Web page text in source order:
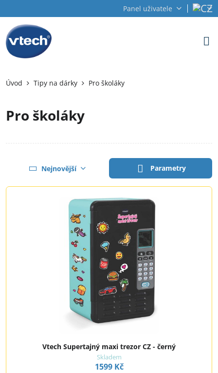
Panel uživatele
Úvod Tipy na dárky Pro školáky
Pro školáky
Nejnovější Parametry
Vtech Supertajný maxi trezor CZ - černý
Skladem
1599 Kč